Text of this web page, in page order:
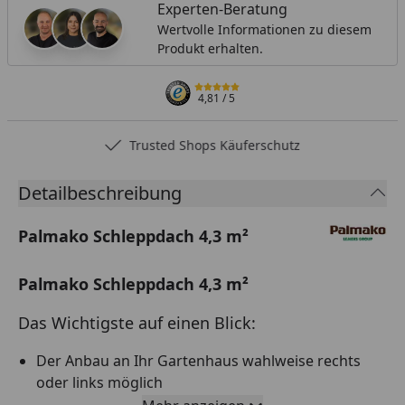
Experten-Beratung
Wertvolle Informationen zu diesem
Produkt erhalten.
4,81/ 5
Trusted Shops Käuferschutz
Detailbeschreibung
Palmako Schleppdach 4,3 m²
Palmako Schleppdach 4,3 m²
Das Wichtigste auf einen Blick:
Der Anbau an Ihr Gartenhaus wahlweise rechts
oder links möglich